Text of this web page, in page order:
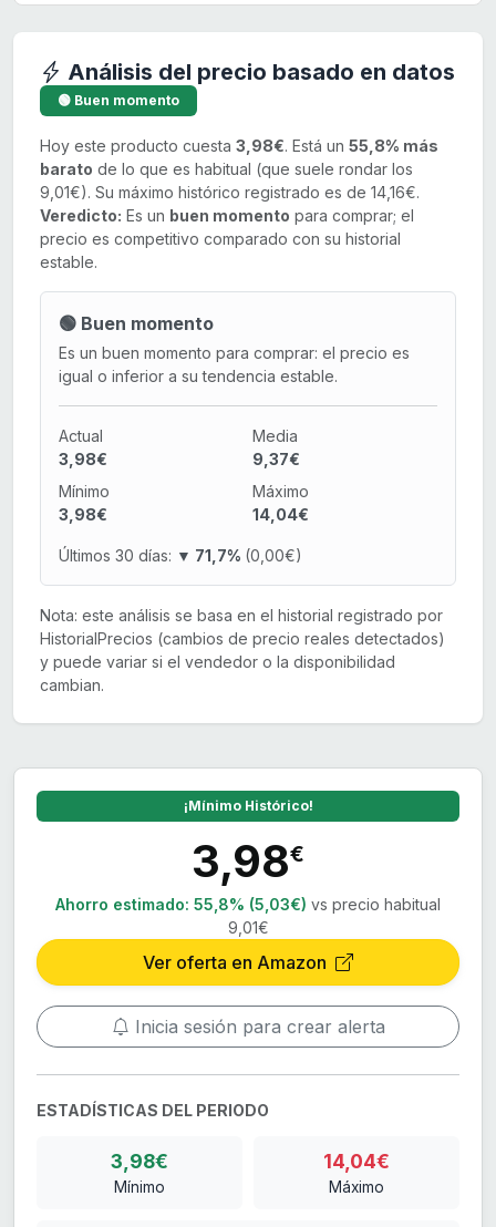
Análisis del precio basado en datos
🟢 Buen momento
Hoy este producto cuesta 3,98€. Está un 55,8% más
barato de lo que es habitual (que suele rondar los
9,01€). Su máximo histórico registrado es de 14,16€.
Veredicto: Es un buen momento para comprar; el
precio es competitivo comparado con su historial
estable.
🟢 Buen momento
Es un buen momento para comprar: el precio es
igual o inferior a su tendencia estable.
Actual
3,98€
Media
9,37€
Mínimo
3,98€
Máximo
14,04€
Últimos 30 días: ▼ 71,7% (0,00€)
Nota: este análisis se basa en el historial registrado por
HistorialPrecios (cambios de precio reales detectados)
y puede variar si el vendedor o la disponibilidad
cambian.
¡Mínimo Histórico!
3,98€
Ahorro estimado: 55,8% (5,03€) vs precio habitual
9,01€
Ver oferta en Amazon
Inicia sesión para crear alerta
ESTADÍSTICAS DEL PERIODO
3,98€
Mínimo
14,04€
Máximo